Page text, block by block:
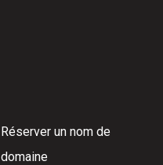
Réserver un nom de
domaine